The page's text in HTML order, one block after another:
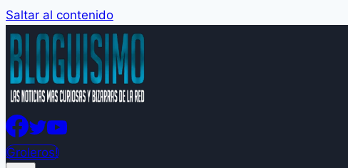
Saltar al contenido
Groleros!